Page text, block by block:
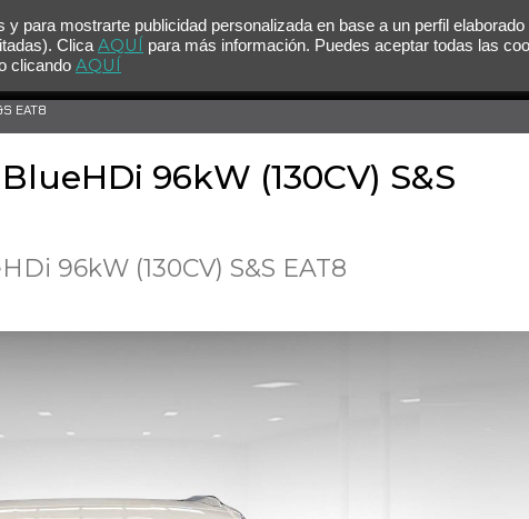
EAT8
96kW (130CV) S&S
96kW (130CV) S&S EAT8
para mostrarte publicidad personalizada en base a un perfil elaborado
Clica AQUÍ para más información. Puedes aceptar todas las
clicando AQUÍ